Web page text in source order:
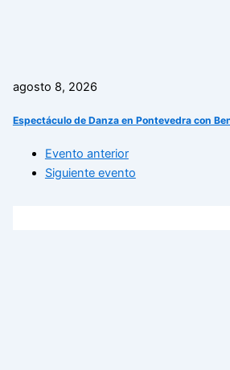
agosto 8, 2026
Espectáculo de Danza en Pontevedra con
Evento anterior
Siguiente evento